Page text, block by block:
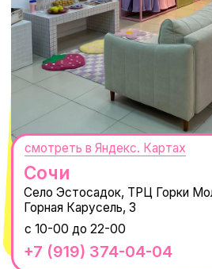
Telegram
WhatsApp
8 800 550-06-92
macrocosm_store@mail.ru
КОНТАКТЫ
Оплата долями
Size guide
ПОКУПАТЕЛЯМ
Вакансии
Реквизиты
Магазины
Наши путешествия
Наши проекты
Новости
Каталог
О КОМПАНИИ
14'000+ подписчиков в нашем Telegram-канале